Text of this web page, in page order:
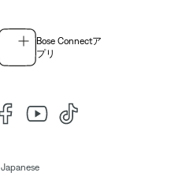
Bose Connectア
プリ
Japanese